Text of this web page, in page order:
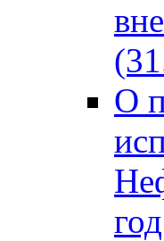
О
год